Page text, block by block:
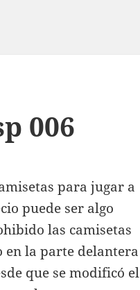
006
para jugar a
puede ser algo
las camisetas
en la parte delantera
que se modificó el